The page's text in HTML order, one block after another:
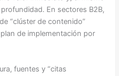
En sectores B2B,
“clúster de contenido”
de implementación por
fuentes y “citas